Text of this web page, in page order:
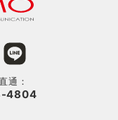
通：
4804